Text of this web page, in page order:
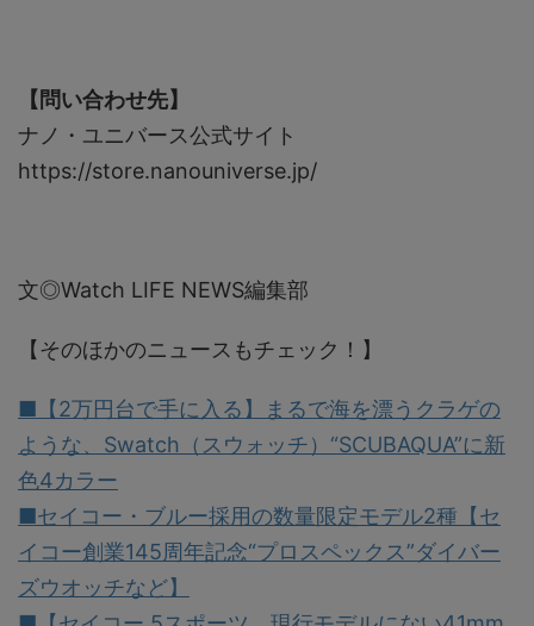
【問い合わせ先】
ナノ・ユニバース公式サイト
https://store.nanouniverse.jp/
文◎Watch LIFE NEWS編集部
【そのほかのニュースもチェック！】
■【2万円台で手に入る】まるで海を漂うクラゲの
ような、Swatch（スウォッチ）“SCUBAQUA”に新
色4カラー
■セイコー・ブルー採用の数量限定モデル2種【セ
イコー創業145周年記念“プロスペックス”ダイバー
ズウオッチなど】